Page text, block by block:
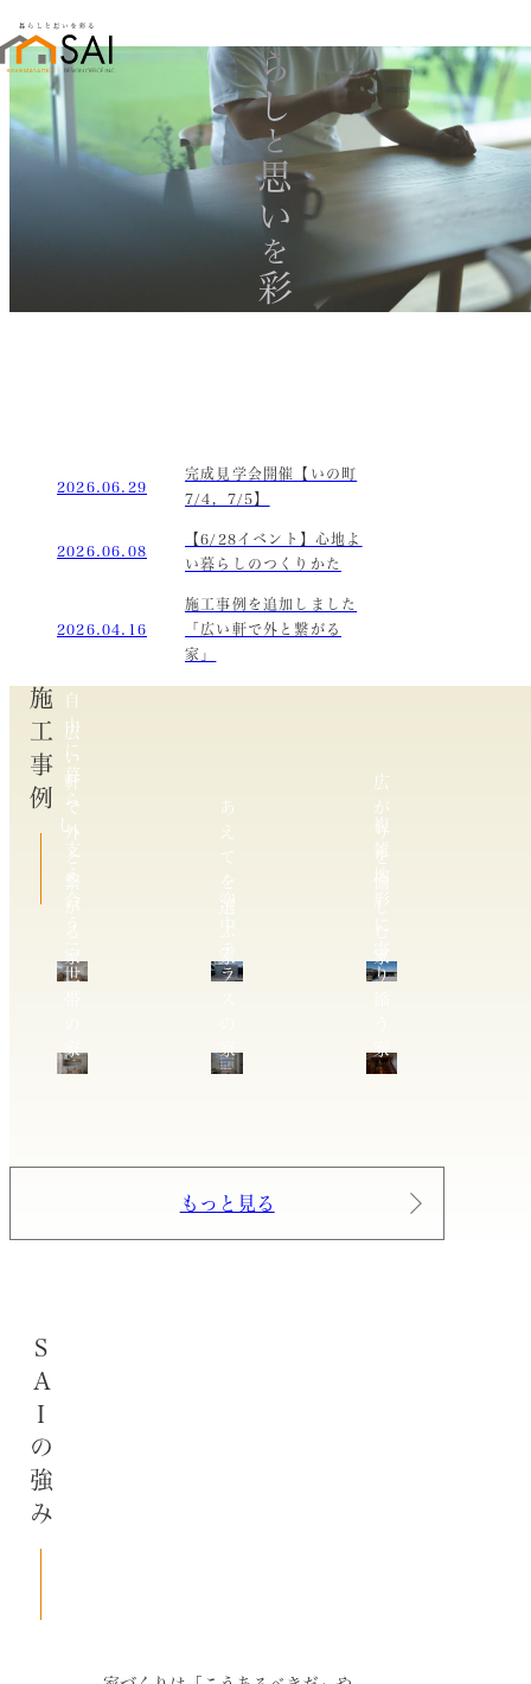
暮らし
と
思い
を
彩る
2026.06.29
完成見学会開催【いの町
7/4，7/5】
2026.06.08
【6/28イベント】心地よ
い暮らしのつくりかた
2026.04.16
施工事例を追加しました
「広い軒で外と繋がる
家」
施工事例
広
い
軒
で
外
と
繋
が
る
あ
え
て
を
選
広
が
り
を
愉
し
自
由
に
暮
ら
し、
支
え
合
う
世
家
空
ラ
家
複
雑
地
形
り
家
もっと見る
SAIの強み